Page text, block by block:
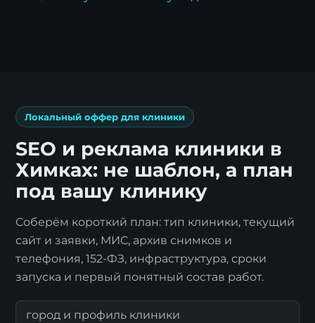
Локальный оффер для клиники
SEO и реклама клиники в
Химках: не шаблон, а план
под вашу клинику
Соберём короткий план: тип клиники, текущий
сайт и заявки, МИС, архив снимков и
телефония, 152-ФЗ, инфраструктура, сроки
запуска и первый понятный состав работ.
город и профиль клиники
Я согласен сполитикой обработки
персональных данных.